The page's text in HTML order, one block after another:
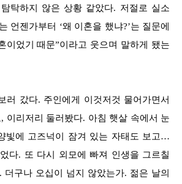
탁하지 않은 상황 같았다. 저절로 실소
언젠가부터 ‘왜 이혼을 했냐?’는 질문에
이었기 때문”이라고 웃으며 말하게 됐는
러 갔다. 주인에게 이것저것 물어가면서
이리저리 둘러봤다. 아침 햇살 속에서 눈
빛에 고즈넉이 잠겨 있는 자태도 보고…
다. 또 다시 외모에 빠져 인생을 그르칠
더구나 오십이 넘지 않았는가. 젊은 날의